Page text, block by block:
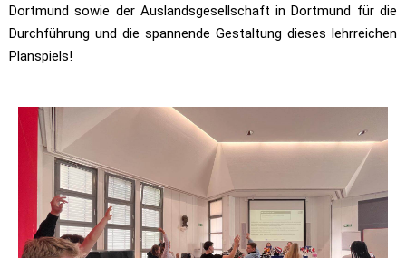
Dortmund sowie der Auslandsgesellschaft in Dortmund für die
Durchführung und die spannende Gestaltung dieses lehrreichen
Planspiels!